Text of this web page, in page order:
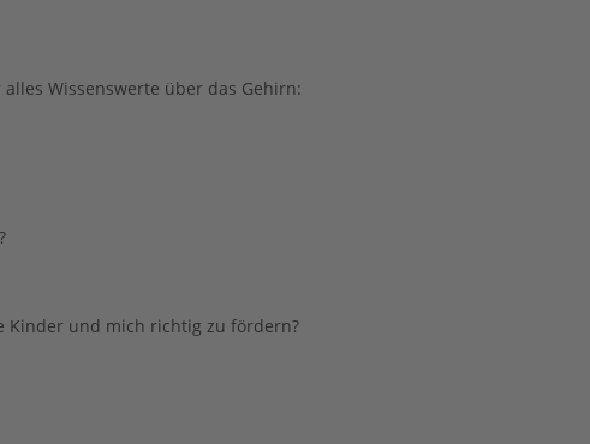
Wissenswerte über das Gehirn:
Kinder und mich richtig zu fördern?